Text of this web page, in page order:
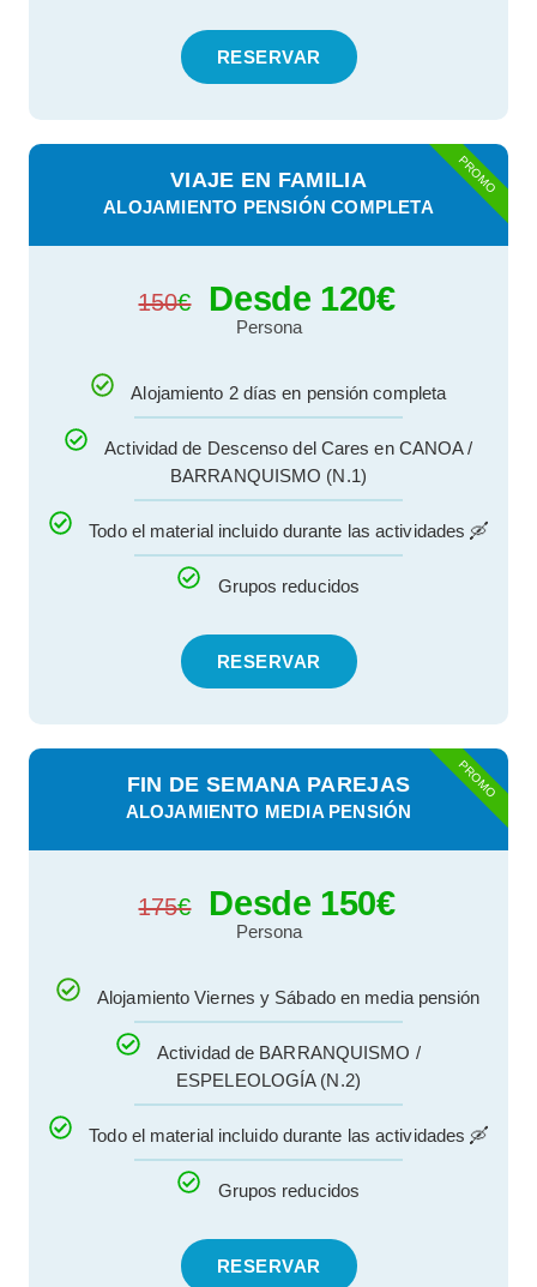
RESERVAR
VIAJE EN FAMILIA
ALOJAMIENTO PENSIÓN COMPLETA
150€ Desde 120€
Persona
Alojamiento 2 días en pensión completa
Actividad de Descenso del Cares en CANOA /
BARRANQUISMO (N.1)
Todo el material incluido durante las actividades 🛶
Grupos reducidos
RESERVAR
PROMO
FIN DE SEMANA PAREJAS
ALOJAMIENTO MEDIA PENSIÓN
175€ Desde 150€
Persona
Alojamiento Viernes y Sábado en media pensión
Actividad de BARRANQUISMO /
ESPELEOLOGÍA (N.2)
Todo el material incluido durante las actividades 🛶
Grupos reducidos
RESERVAR
PROMO